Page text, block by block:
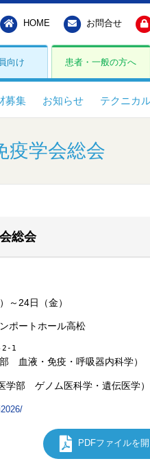
HOME お問合せ
向け 患者・一般の方へ
募集 お知らせ テクニカ
疫学会総会
総会
～24日（金）
ートホール高松
2-1
血液・免疫・呼吸器内科学）
学部 ゲノム医科学・遺伝医学
PDFファイルを開